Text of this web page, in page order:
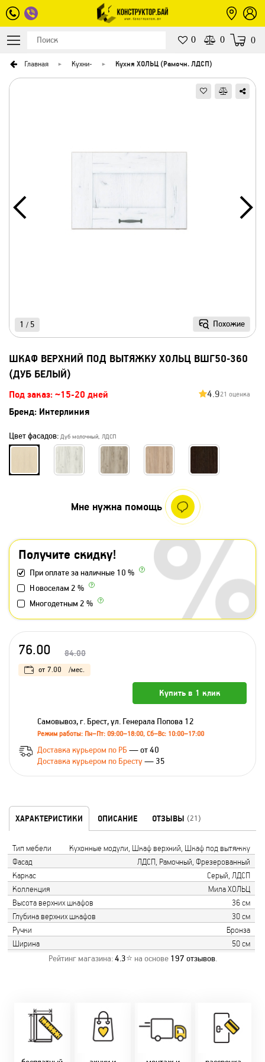
0 0 0
Главная Кухни- Кухня ХОЛЬЦ (Рамочн. ЛДСП)
Похожие
1 / 5
ШКАФ ВЕРХНИЙ ПОД ВЫТЯЖКУ ХОЛЬЦ ВШГ50-360
(ДУБ БЕЛЫЙ)
Под заказ: ~15-20 дней 4.921 оценка
Бренд: Интерлиния
Цвет фасадов: Дуб молочный, ЛДСП
Получите скидку!
При оплате за наличные 10 %
Новоселам 2 %
Многодетным 2 %
Мне нужна помощь
76.00 84.00
от 7.00 /мес.
Купить в 1 клик
Самовывоз, г. Брест, ул. Генерала Попова 12
Режим работы: Пн–Пт: 09:00–18:00, Сб–Вс: 10:00–17:00
Доставка курьером по РБ — от 40
Доставка курьером по Бресту— 35
ХАРАКТЕРИСТИКИ ОПИСАНИЕ ОТЗЫВЫ (21)
Тип мебели
Кухонные модули, Шкаф верхний, Шкаф под вытяжку
Фасад
ЛДСП, Рамочный, Фрезерованный
Каркас
Серый, ЛДСП
Коллекция
Мила ХОЛЬЦ
Высота верхних шкафов
36 см
Глубина верхних шкафов
30 см
Ручки
Бронза
Ширина
50 см
Рейтинг магазина:4.3⭐ на основе 197 отзывов.
Замер бесплатно!
Оперативно!
День-в-день или
на следующий!
заказать по
Скидки:
-новоселам - 2%
-многодетным -
2%
фурнитуры.
Качественный
монтаж дверей,
окон и мебели.
Микс
2-36 мес
Магнит-5 мес.